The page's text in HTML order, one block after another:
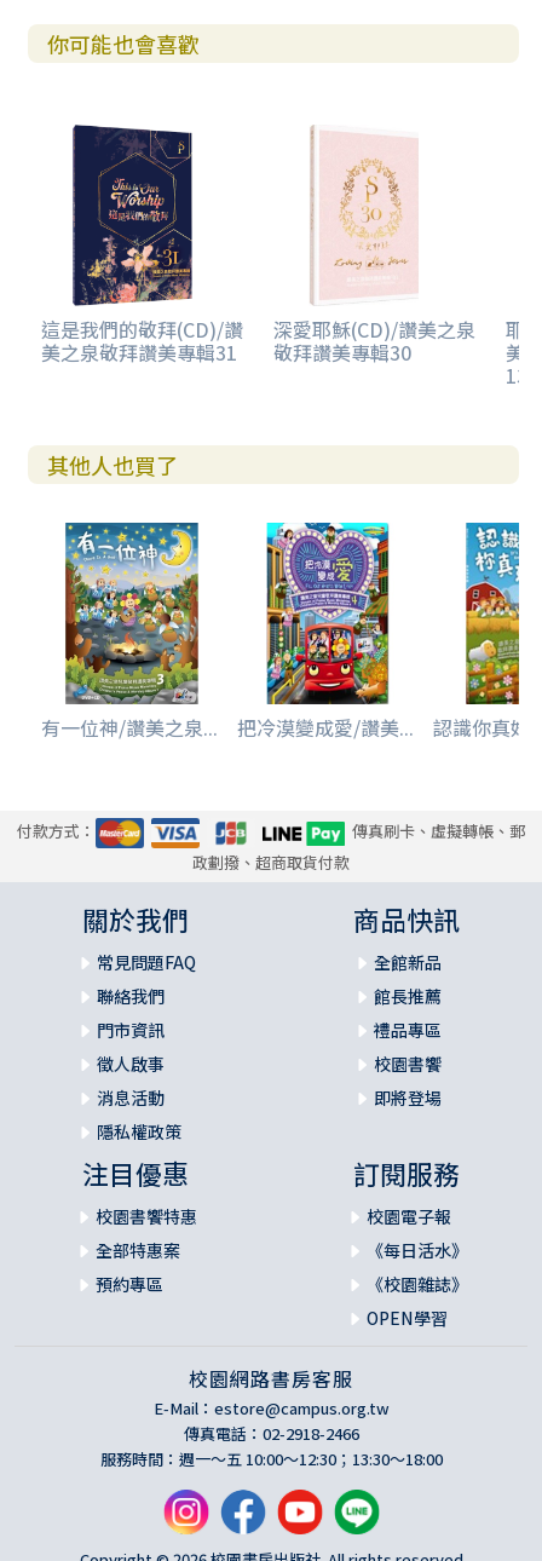
你可能也會喜歡
這是我們的敬拜(CD)/讚
美之泉敬拜讚美專輯31
深愛耶穌(CD)/讚美之泉
敬拜讚美專輯30
耶
美
13
其他人也買了
有一位神/讚美之泉... 把冷漠變成愛/讚美... 認識你真好
付款方式：
傳真刷卡、虛擬轉帳、郵
政劃撥、超商取貨付款
關於我們
常見問題FAQ
聯絡我們
門市資訊
徵人啟事
消息活動
隱私權政策
商品快訊
全館新品
館長推薦
禮品專區
校園書饗
即將登場
注目優惠
校園書饗特惠
全部特惠案
預約專區
訂閱服務
校園電子報
《每日活水》
《校園雜誌》
OPEN學習
校園網路書房客服
E-Mail： estore@campus.org.tw
傳真電話：02-2918-2466
服務時間：週一～五 10:00～12:30；13:30～18:00